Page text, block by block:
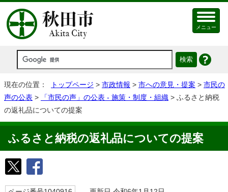
メニュー
現在の位置： トップページ > 市政情報 > 市への意見・提案 > 市民の
声の公表 > 「市民の声」の公表 - 施策・制度・組織 > ふるさと納税
の返礼品についての提案
ふるさと納税の返礼品についての提案